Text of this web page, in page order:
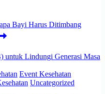
Bayi Harus Ditimbang
Event Kesehatan
Uncategorized